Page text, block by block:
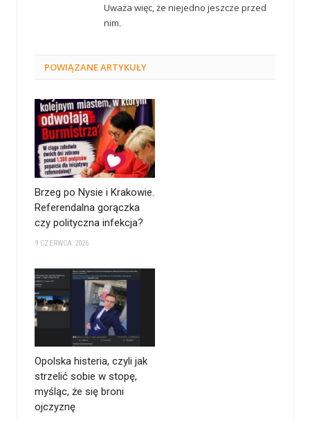
Uważa więc, że niejedno jeszcze przed
nim.
POWIĄZANEARTYKUŁY
Brzeg po Nysie i Krakowie.
Referendalna gorączka
czy polityczna infekcja?
9 CZERWCA 2026
Opolska histeria, czyli jak
strzelić sobie w stopę,
myśląc, że się broni
ojczyznę